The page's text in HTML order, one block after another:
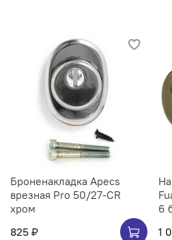
Броненакладка Apecs
врезная Pro 50/27-CR
хром
825 ₽
6
1